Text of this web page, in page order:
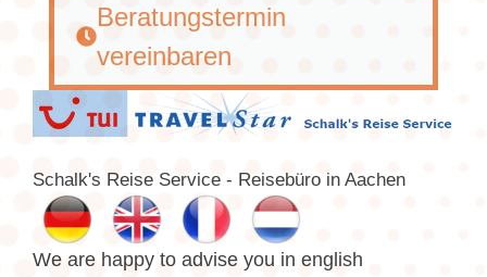
Beratungstermin
vereinbaren
Schalk's Reise Service - Reisebüro in Aachen
We are happy to advise you in english